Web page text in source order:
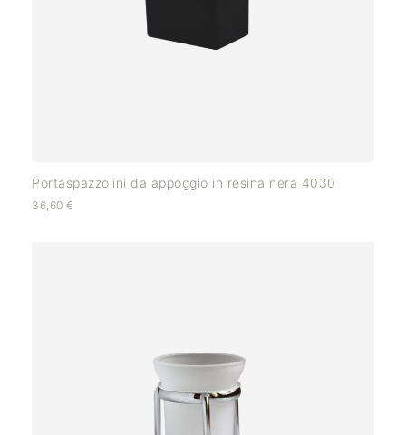
Portaspazzolini da appoggio in resina nera 4030
36,60 €